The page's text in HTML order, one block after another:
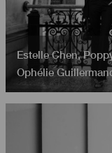
Estelle Chen,
Ophélie